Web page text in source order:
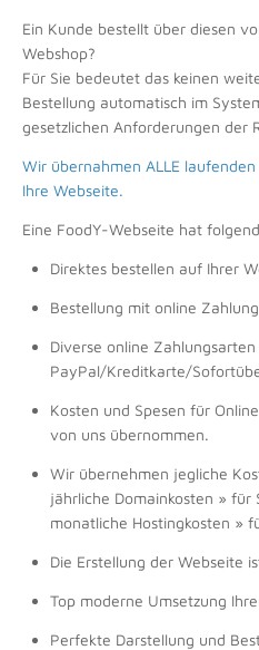
Ein Kunde bestellt über diesen
Webshop?
Für Sie bedeutet das keinen
Bestellung automatisch im
gesetzlichen Anforderungen der
Wir übernahmen ALLE
Ihre Webseite.
Eine FoodY-Webseite hat
Direktes bestellen auf Ihrer
Bestellung mit online
Diverse online Zahlungsarten
PayPal/Kreditkarte/
Kosten und Spesen für
von uns übernommen.
Wir übernehmen jegliche
jährliche Domainkosten » für
monatliche Hostingkosten »
Die Erstellung der Webseite
Top moderne Umsetzung
Perfekte Darstellung und